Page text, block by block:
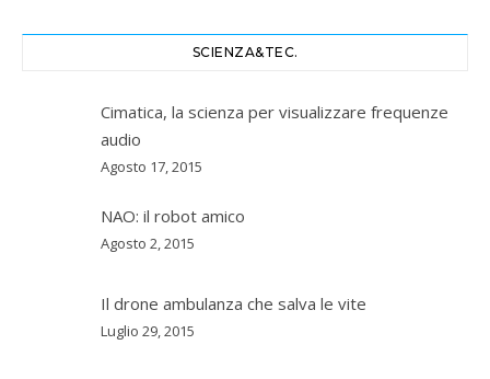
SCIENZA&TEC.
Cimatica, la scienza per visualizzare frequenze
audio
Agosto 17, 2015
NAO: il robot amico
Agosto 2, 2015
Il drone ambulanza che salva le vite
Luglio 29, 2015